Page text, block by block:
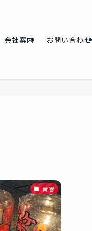
会社案内 お問い合わせ
音響